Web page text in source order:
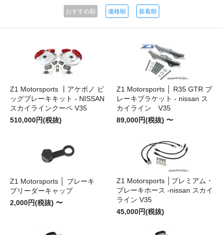
おすすめ順 価格順 新着順
Z1 Motorsports ┃アケボノ ビ
ッグブレーキキット - NISSAN
スカイラインクーペ V35
510,000円(税抜)
Z1 Motorsports │ R35 GTR ブ
レーキブラケット - nissan ス
カイライン V35
89,000円(税抜) 〜
Z1 Motorsports │ ブレーキ
ブリーダーキャップ
2,000円(税抜) 〜
Z1 Motorsports │プレミアム・
ブレーキホース -nissan スカイ
ライン V35
45,000円(税抜)